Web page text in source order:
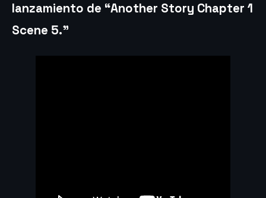
lanzamiento de “Another Story Chapter 1
Scene 5.”